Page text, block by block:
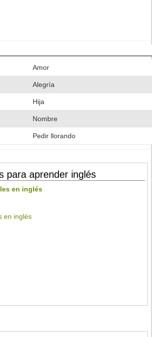
Amor
Alegría
Hija
Nombre
Pedir llorando
para aprender inglés
en inglés
en inglés